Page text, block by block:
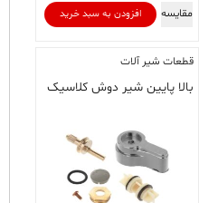
افزودن به سبد خرید مقایسه
قطعات شیر آلات
بالا پایین شیر دوش کلاسیک